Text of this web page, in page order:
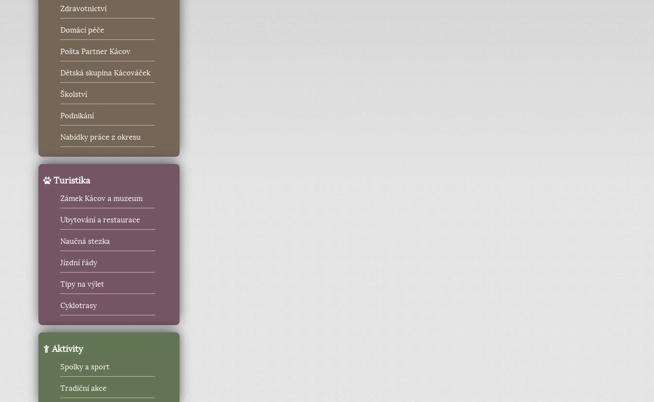
Zdravotnictví
Domácí péče
Pošta Partner Kácov
Dětská skupina Kácováček
Školství
Podnikání
Nabídky práce z okresu
Turistika
Zámek Kácov a muzeum
Ubytování a restaurace
Naučná stezka
Jízdní řády
Tipy na výlet
Cyklotrasy
Aktivity
Spolky a sport
Tradiční akce